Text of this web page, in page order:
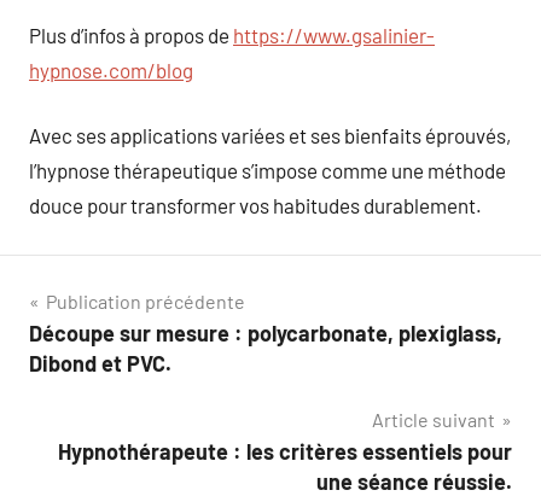
Plus d’infos à propos de https://www.gsalinier-
hypnose.com/blog
Avec ses applications variées et ses bienfaits éprouvés,
l’hypnose thérapeutique s’impose comme une méthode
douce pour transformer vos habitudes durablement.
Navigation
de
Publication précédente
Découpe sur mesure : polycarbonate, plexiglass,
Dibond et PVC.
Article suivant
Hypnothérapeute : les critères essentiels pour
une séance réussie.